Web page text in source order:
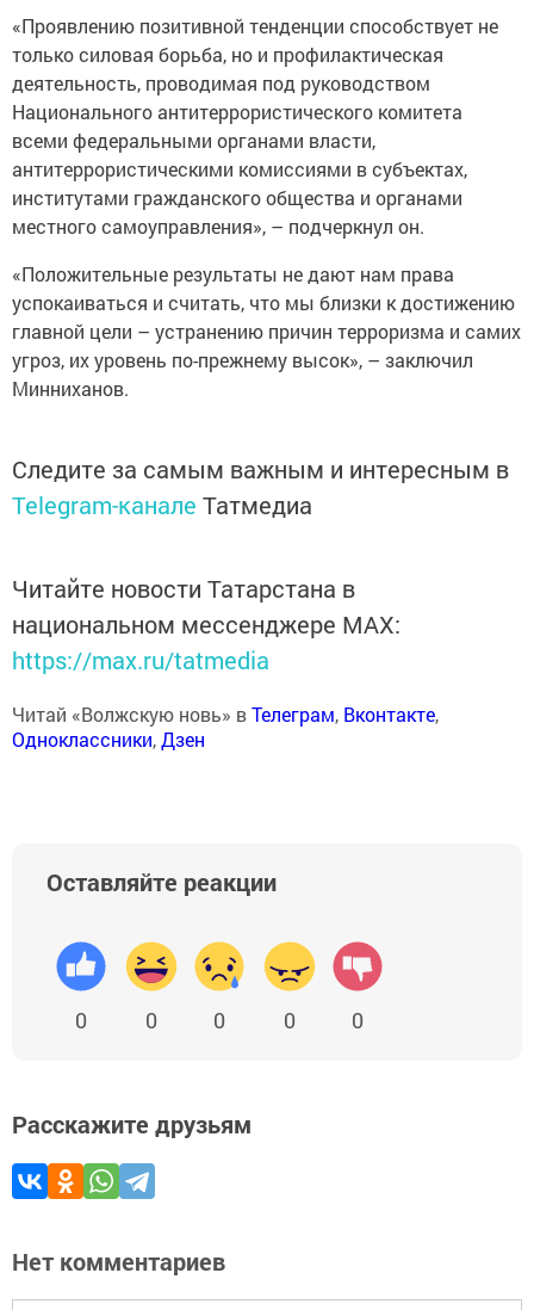
«Проявлению позитивной тенденции способствует не
только силовая борьба, но и профилактическая
деятельность, проводимая под руководством
Национального антитеррористического комитета
всеми федеральными органами власти,
антитеррористическими комиссиями в субъектах,
институтами гражданского общества и органами
местного самоуправления», – подчеркнул он.
«Положительные результаты не дают нам права
успокаиваться и считать, что мы близки к достижению
главной цели – устранению причин терроризма и самих
угроз, их уровень по-прежнему высок», – заключил
Минниханов.
Следите за самым важным и интересным в
Telegram-канале Татмедиа
Читайте новости Татарстана в
национальном мессенджере MАХ:
https://max.ru/tatmedia
Читай «Волжскую новь» вТелеграм, Вконтакте,
Одноклассники,Дзен
Оставляйте реакции
0 0 0 0 0
Расскажите друзьям
Нет комментариев